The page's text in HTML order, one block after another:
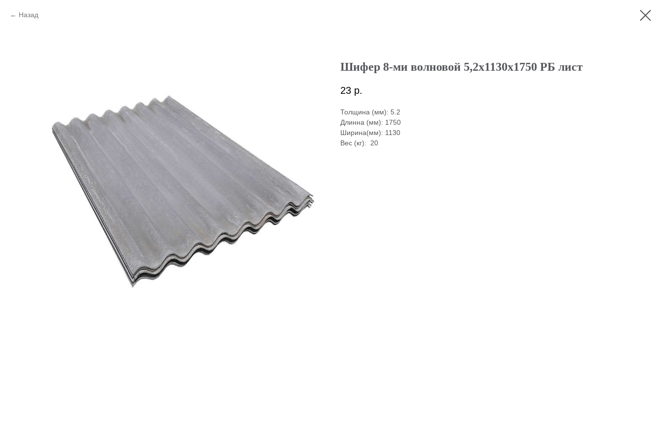
Назад
Шифер 8-ми волновой 5,2x1130x1750 РБ лист
23 р.
Толщина (мм): 5.2
Длинна (мм): 1750
Ширина(мм): 1130
Вес (кг): 20